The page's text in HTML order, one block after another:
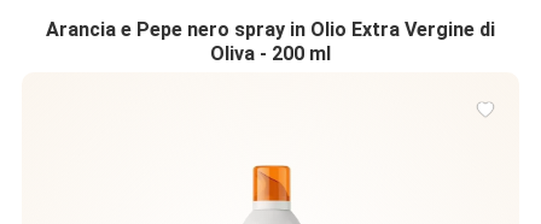
Arancia e Pepe nero spray in Olio Extra Vergine di
Oliva - 200 ml
